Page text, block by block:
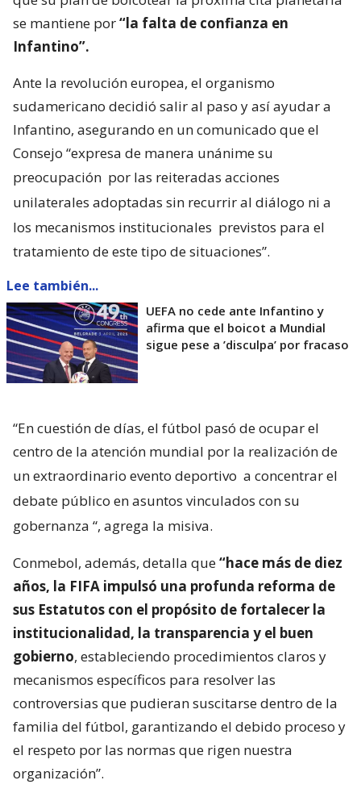
se mantiene por“la falta de confianza en
Infantino”.
Ante la revolución europea, el organismo
sudamericano decidió salir al paso y así ayudar a
Infantino, asegurando en un comunicado que el
Consejo “expresa de manera unánime su
preocupación por las reiteradas acciones
unilaterales adoptadas sin recurrir al diálogo ni a
los mecanismos institucionales previstos para el
tratamiento de este tipo de situaciones”.
Lee también...
UEFA no cede ante Infantino y
afirma que el boicot a Mundial
sigue pese a ’disculpa’ por fracaso
“En cuestión de días, el fútbol pasó de ocupar el
centro de la atención mundial por la realización de
un extraordinario evento deportivo a concentrar el
debate público en asuntos vinculados con su
gobernanza “, agrega la misiva.
Conmebol, además, detalla que“hace más de diez
años, la FIFA impulsó una profunda reforma de
sus Estatutos con el propósito de fortalecer la
institucionalidad, la transparencia y el buen
gobierno, estableciendo procedimientos claros y
mecanismos específicos para resolver las
controversias que pudieran suscitarse dentro de la
familia del fútbol, garantizando el debido proceso y
el respeto por las normas que rigen nuestra
organización”.